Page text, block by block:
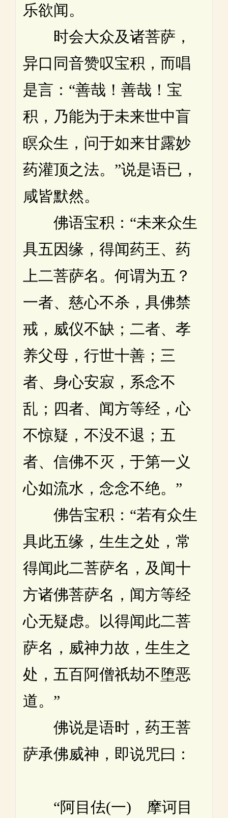
乐欲闻。
时会大众及诸菩萨，
异口同音赞叹宝积，而唱
是言：“善哉！善哉！宝
积，乃能为于未来世中盲
瞑众生，问于如来甘露妙
药灌顶之法。”说是语已，
咸皆默然。
佛语宝积：“未来众生
具五因缘，得闻药王、药
上二菩萨名。何谓为五？
一者、慈心不杀，具佛禁
戒，威仪不缺；二者、孝
养父母，行世十善；三
者、身心安寂，系念不
乱；四者、闻方等经，心
不惊疑，不没不退；五
者、信佛不灭，于第一义
心如流水，念念不绝。”
佛告宝积：“若有众生
具此五缘，生生之处，常
得闻此二菩萨名，及闻十
方诸佛菩萨名，闻方等经
心无疑虑。以得闻此二菩
萨名，威神力故，生生之
处，五百阿僧祇劫不堕恶
道。”
佛说是语时，药王菩
萨承佛威神，即说咒曰：
“阿目佉(一) 摩诃目